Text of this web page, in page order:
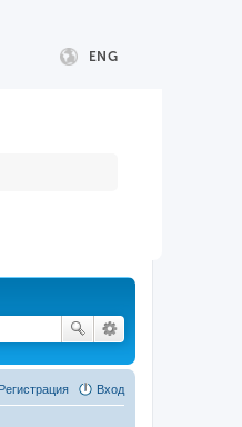
ENG
Вход
Регистрация